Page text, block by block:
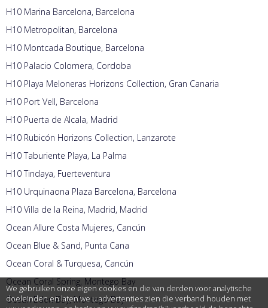
We gebruiken onze eigen cookies en die van derden voor analytische
doeleinden en laten we u advertenties zien die verband houden met
H10 Marina Barcelona, Barcelona
H10 Metropolitan, Barcelona
H10 Montcada Boutique, Barcelona
H10 Palacio Colomera, Cordoba
H10 Playa Meloneras Horizons Collection, Gran Canaria
H10 Port Vell, Barcelona
H10 Puerta de Alcala, Madrid
H10 Rubicón Horizons Collection, Lanzarote
H10 Taburiente Playa, La Palma
H10 Tindaya, Fuerteventura
H10 Urquinaona Plaza Barcelona, Barcelona
H10 Villa de la Reina, Madrid, Madrid
Ocean Allure Costa Mujeres, Cancún
Ocean Blue & Sand, Punta Cana
Ocean Coral & Turquesa, Cancún
Ocean Coral Spring, Montego Bay
Ocean Eden Bay, Montego Bay